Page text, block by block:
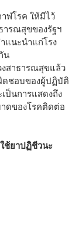
ฬโรค ให้มีไว้
ารณสุขของรัฐฯ
แนะนำแก่โรง
น
งสาธารณสุขแล้ว
ดชอบของผู้ปฏิบัติ
ป็นการแสดงถึง
ดของโรคติดต่อ
ช้ยาปฏิชีวนะ